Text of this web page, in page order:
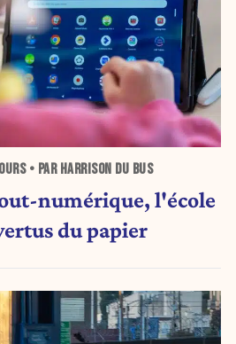
• PAR HARRISON DU BUS
numérique, l'école
du papier